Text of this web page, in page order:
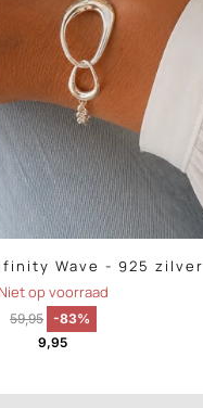
Wave - 925 zilver
Niet op voorraad
59,95
-83%
9,95